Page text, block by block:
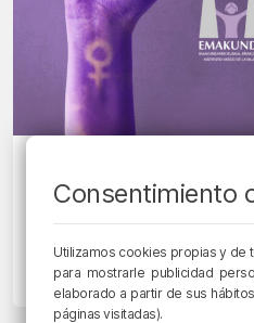
Emakunde
ayudas para
igualdad
21/05/2024 • 14:30 • RADIO
Consentimiento
Utilizamos cookies propias y de
para mostrarle publicidad
elaborado a partir de sus
páginas visitadas).